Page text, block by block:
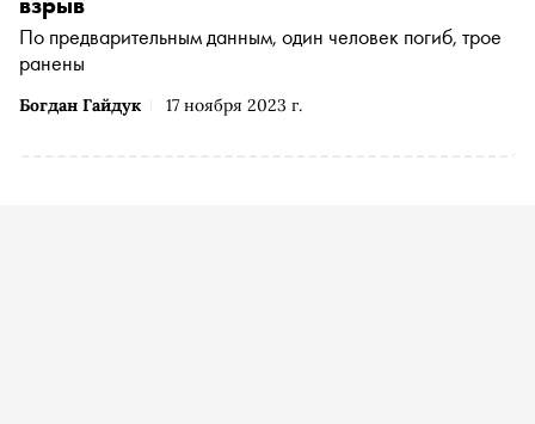
Богдан Гайдук 17 ноября 2023 г.
По предварительным данным, один человек погиб, трое
ранены